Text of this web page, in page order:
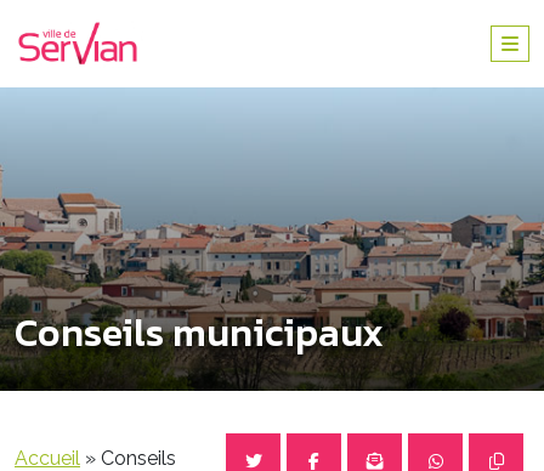
Conseils municipaux
Accueil » Conseils